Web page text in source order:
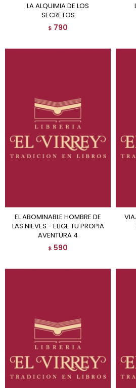
LA ALQUIMIA DE LOS
SECRETOS
$ 790
EL ABOMINABLE HOMBRE DE
LAS NIEVES - ELIGE TU PROPIA
AVENTURA 4
$ 590
VIAJE BAJO EL MAR. ELIGE TU